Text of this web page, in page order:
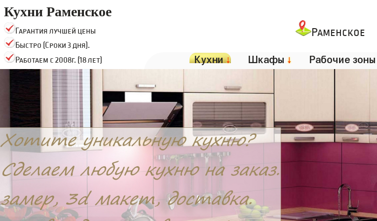
Кухни Раменское
Гарантия лучшей цены
Быстро (Сроки 3 дня).
Работаем с 2008г. (18 лет)
Раменское
Кухни↓ Шкафы ↓ Рабочие зоны